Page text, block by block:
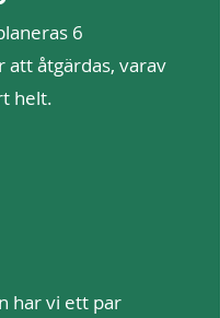
6
åtgärdas, varav
helt.
har vi ett par